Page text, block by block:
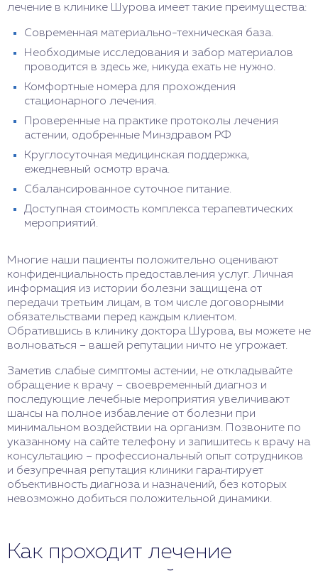
лечение в клинике Шурова имеет такие преимущества:
Современная материально-техническая база.
Необходимые исследования и забор материалов
проводится в здесь же, никуда ехать не нужно.
Комфортные номера для прохождения
стационарного лечения.
Проверенные на практике протоколы лечения
астении, одобренные Минздравом РФ
Круглосуточная медицинская поддержка,
ежедневный осмотр врача.
Сбалансированное суточное питание.
Доступная стоимость комплекса терапевтических
мероприятий.
Многие наши пациенты положительно оценивают
конфиденциальность предоставления услуг. Личная
информация из истории болезни защищена от
передачи третьим лицам, в том числе договорными
обязательствами перед каждым клиентом.
Обратившись в клинику доктора Шурова, вы можете не
волноваться – вашей репутации ничто не угрожает.
Заметив слабые симптомы астении, не откладывайте
обращение к врачу – своевременный диагноз и
последующие лечебные мероприятия увеличивают
шансы на полное избавление от болезни при
минимальном воздействии на организм. Позвоните по
указанному на сайте телефону и запишитесь к врачу на
консультацию – профессиональный опыт сотрудников
и безупречная репутация клиники гарантирует
объективность диагноза и назначений, без которых
невозможно добиться положительной динамики.
Как проходит лечение